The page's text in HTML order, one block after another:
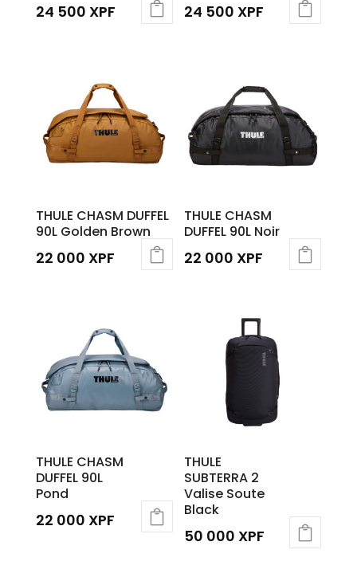
24 500 XPF 24 500 XPF
THULE CHASM DUFFEL
90L Golden Brown
22 000 XPF
THULE CHASM
DUFFEL 90L Noir
22 000 XPF
THULE CHASM
DUFFEL 90L
Pond
22 000 XPF
THULE
SUBTERRA 2
Valise Soute
Black
50 000 XPF